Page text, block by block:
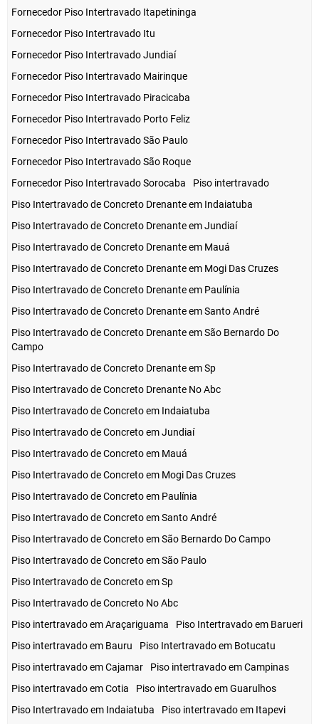
Fornecedor Piso Intertravado Itapetininga
Fornecedor Piso Intertravado Itu
Fornecedor Piso Intertravado Jundiaí
Fornecedor Piso Intertravado Mairinque
Fornecedor Piso Intertravado Piracicaba
Fornecedor Piso Intertravado Porto Feliz
Fornecedor Piso Intertravado São Paulo
Fornecedor Piso Intertravado São Roque
Fornecedor Piso Intertravado Sorocaba
Piso intertravado
Piso Intertravado de Concreto Drenante em Indaiatuba
Piso Intertravado de Concreto Drenante em Jundiaí
Piso Intertravado de Concreto Drenante em Mauá
Piso Intertravado de Concreto Drenante em Mogi Das Cruzes
Piso Intertravado de Concreto Drenante em Paulínia
Piso Intertravado de Concreto Drenante em Santo André
Piso Intertravado de Concreto Drenante em São Bernardo Do
Campo
Piso Intertravado de Concreto Drenante em Sp
Piso Intertravado de Concreto Drenante No Abc
Piso Intertravado de Concreto em Indaiatuba
Piso Intertravado de Concreto em Jundiaí
Piso Intertravado de Concreto em Mauá
Piso Intertravado de Concreto em Mogi Das Cruzes
Piso Intertravado de Concreto em Paulínia
Piso Intertravado de Concreto em Santo André
Piso Intertravado de Concreto em São Bernardo Do Campo
Piso Intertravado de Concreto em São Paulo
Piso Intertravado de Concreto em Sp
Piso Intertravado de Concreto No Abc
Piso intertravado em Araçariguama
Piso Intertravado em Barueri
Piso intertravado em Bauru
Piso Intertravado em Botucatu
Piso intertravado em Cajamar
Piso intertravado em Campinas
Piso intertravado em Cotia
Piso intertravado em Guarulhos
Piso Intertravado em Indaiatuba
Piso intertravado em Itapevi